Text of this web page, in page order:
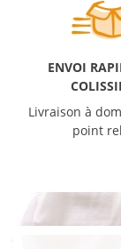
ENVOI
Livraison à
point